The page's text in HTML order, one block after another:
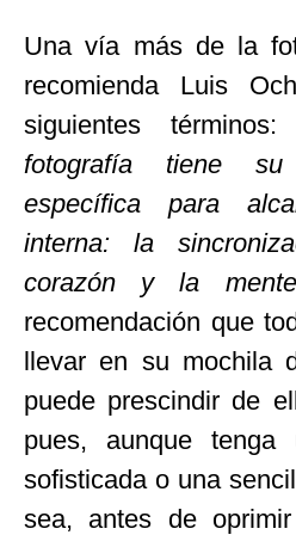
Una vía más de la
recomienda Luis
siguientes términos:
fotografía tiene
específica para
interna: la
corazón y la
recomendación que
llevar en su mochila
puede prescindir de
pues, aunque tenga
sofisticada o una
sea, antes de